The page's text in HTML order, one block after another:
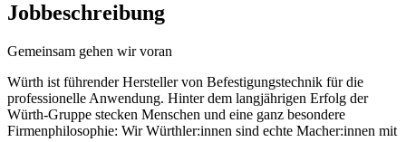
Jobbeschreibung
Gemeinsam gehen wir voran
Würth ist führender Hersteller von Befestigungstechnik für die
professionelle Anwendung. Hinter dem langjährigen Erfolg der
Würth-Gruppe stecken Menschen und eine ganz besondere
Firmenphilosophie: Wir Würthler:innen sind echte Macher:innen mit